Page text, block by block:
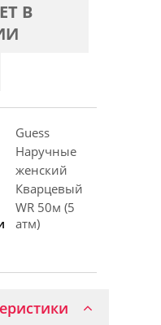
В
Guess
Наручные
женский
Кварцевый
WR 50м (5
атм)